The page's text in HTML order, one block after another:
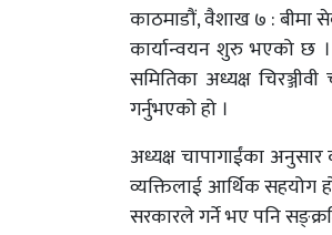
काठमाडौं, वैशाख ७ : बीमा
कार्यान्वयन शुरु भएको छ
समितिका अध्यक्ष
गर्नुभएको हो ।
अध्यक्ष चापागाईंका
व्यक्तिलाई आर्थिक सहयोग
सरकारले गर्ने भए पनि